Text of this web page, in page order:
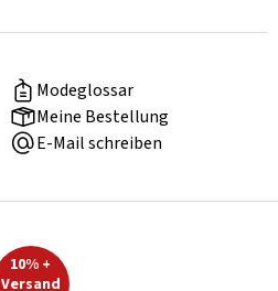
Modeglossar
Meine Bestellung
E-Mail schreiben
10% +
Versand